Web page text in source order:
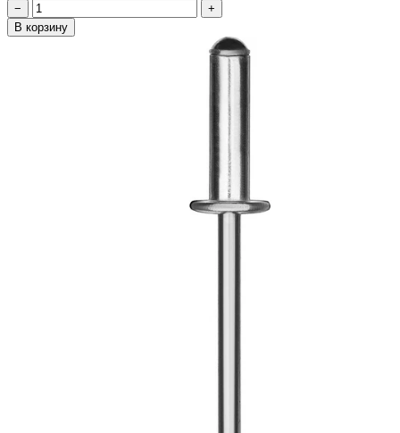
−
+
В корзину